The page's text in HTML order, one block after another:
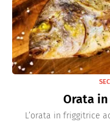
Orata
L’orata in friggitrice